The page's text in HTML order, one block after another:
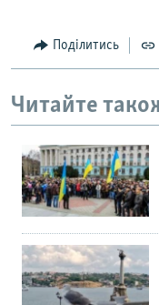
Поділитись
Читайте